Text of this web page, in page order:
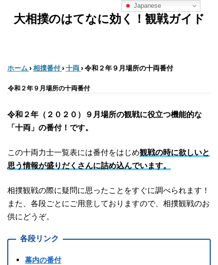
大相撲のはてなに効く！観戦ガイド
ホーム ›相撲番付 ›十両 ›令和２年９月場所の十両番付
令和２年９月場所の十両番付
令和２年（２０２０）９月場所の観戦に役立つ機能的な
「十両」の番付！です。
この十両力士一覧表には番付をはじめ観戦の時に欲しいと
思う情報が盛りだくさんに詰め込んでいます。
相撲観戦の際に疑問に思ったことをすぐに調べられます！
また、各段ごとにご用意しておりますので、相撲観戦のお
供にどうぞ。
各段リンク
幕内の番付
Japanese